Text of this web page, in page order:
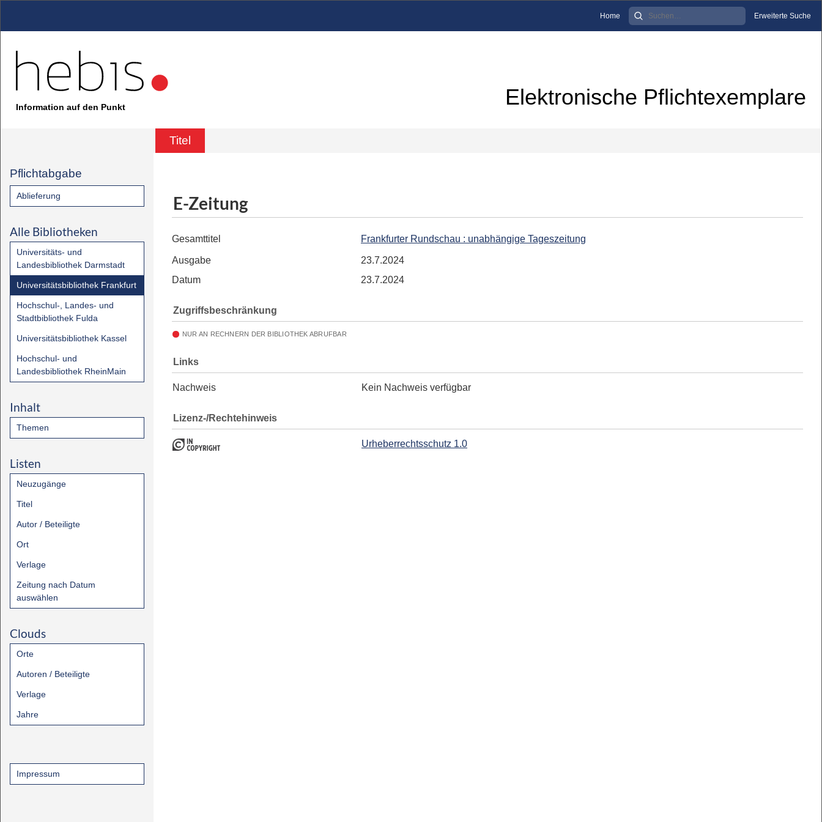
Home Erweiterte Suche
Information auf den Punkt Elektronische Pflichtexemplare
Titel
Pflichtabgabe
Ablieferung
Alle Bibliotheken
Universitäts- und
Landesbibliothek Darmstadt
Universitätsbibliothek Frankfurt
Hochschul-, Landes- und
Stadtbibliothek Fulda
Universitätsbibliothek Kassel
Hochschul- und
Landesbibliothek RheinMain
Inhalt
Themen
Listen
Neuzugänge
Titel
Autor / Beteiligte
Ort
Verlage
Zeitung nach Datum
auswählen
Clouds
Orte
Autoren / Beteiligte
Verlage
Jahre
Impressum
E-Zeitung
Gesamttitel Frankfurter Rundschau : unabhängige Tageszeitung
Ausgabe
23.7.2024
Datum
23.7.2024
Zugriffsbeschränkung
NUR AN RECHNERN DER BIBLIOTHEK ABRUFBAR
Links
Nachweis Kein Nachweis verfügbar
Lizenz-/Rechtehinweis
Urheberrechtsschutz 1.0